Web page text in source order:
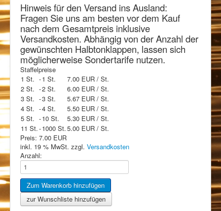
Hinweis für den Versand ins Ausland:
Fragen Sie uns am besten vor dem Kauf
nach dem Gesamtpreis inklusive
Versandkosten. Abhängig von der Anzahl der
gewünschten Halbtonklappen, lassen sich
möglicherweise Sondertarife nutzen.
Staffelpreise
1 St. -1 St. 7.00 EUR / St.
2 St. -2 St. 6.00 EUR / St.
3 St. -3 St. 5.67 EUR / St.
4 St. -4 St. 5.50 EUR / St.
5 St. -10 St. 5.30 EUR / St.
11 St.-1000 St.5.00 EUR / St.
Preis: 7.00 EUR
inkl. 19 % MwSt. zzgl. Versandkosten
Anzahl: